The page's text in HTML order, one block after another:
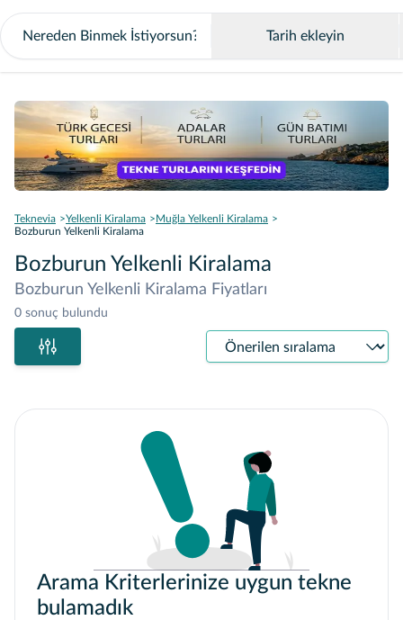
Tarih ekleyin
Teknevia Yelkenli Kiralama
Muğla Yelkenli Kiralama
Bozburun Yelkenli Kiralama
Bozburun Yelkenli Kiralama
Bozburun Yelkenli Kiralama Fiyatları
0 sonuç bulundu
Sıralama
Arama Kriterlerinize uygun tekne
bulamadık